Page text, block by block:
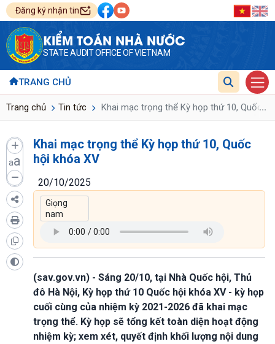
Đăng ký nhận tin
KIỂM TOÁN NHÀ NƯỚC
STATE AUDIT OFFICE OF VIETNAM
TRANG CHỦ
Trang chủ Tin tức Khai mạc trọng thể Kỳ họp thứ 10, Quốc...
aa
Khai mạc trọng thể Kỳ họp thứ 10, Quốc
hội khóa XV
20/10/2025
(sav.gov.vn) - Sáng 20/10, tại Nhà Quốc hội, Thủ
đô Hà Nội, Kỳ họp thứ 10 Quốc hội khóa XV - kỳ họp
cuối cùng của nhiệm kỳ 2021-2026 đã khai mạc
trọng thể. Kỳ họp sẽ tổng kết toàn diện hoạt động
nhiệm kỳ; xem xét, quyết định khối lượng nội dung